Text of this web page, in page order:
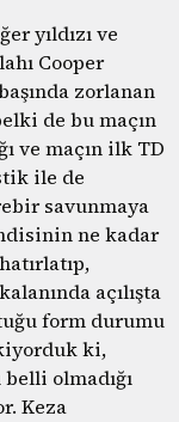
yıldızı ve
Cooper
zorlanan
de bu maçın
ve maçın ilk TD
ile de
savunmaya
ne kadar
açılışta
form durumu
ki,
belli olmadığı
Keza